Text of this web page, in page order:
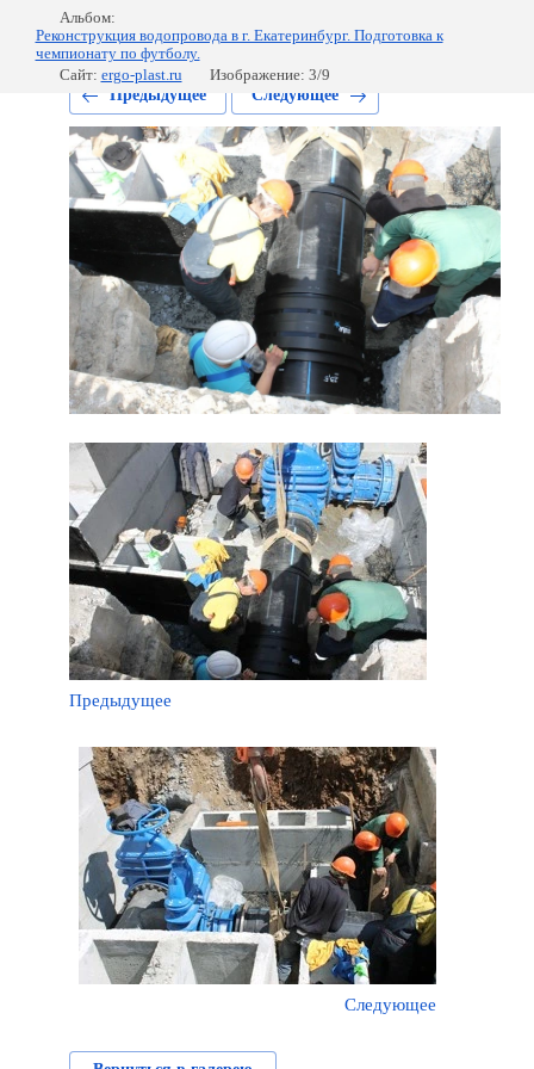
Альбом:
Реконструкция водопровода в г. Екатеринбург. Подготовка к
чемпионату по футболу.
Сайт: ergo-plast.ru
Изображение: 3/9
Предыдущее
Следующее
Предыдущее
Следующее